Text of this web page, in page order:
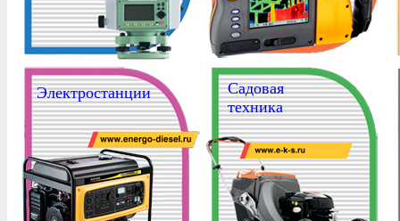
Электростанции
Садовая
техника